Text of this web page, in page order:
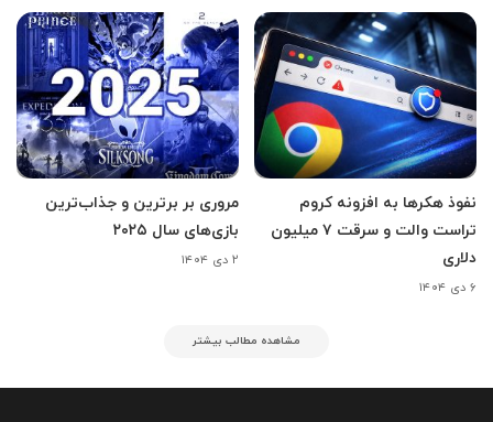
نفوذ هکرها به افزونه کروم
تراست والت و سرقت ۷ میلیون
دلاری
۶ دی ۱۴۰۴
مروری بر برترین و جذاب‌ترین
بازی‌های سال ۲۰۲۵
۲ دی ۱۴۰۴
مشاهده مطالب بیشتر